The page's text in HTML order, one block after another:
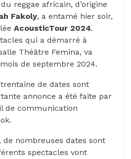
reggae africain, d’origine
Fakoly, a entamé hier soir,
AcousticTour 2024.
qui a démarré à
Théâtre Femina, va
de septembre 2024.
de dates sont
annonce a été faite par
de communication
de nombreuses dates sont
spectacles vont